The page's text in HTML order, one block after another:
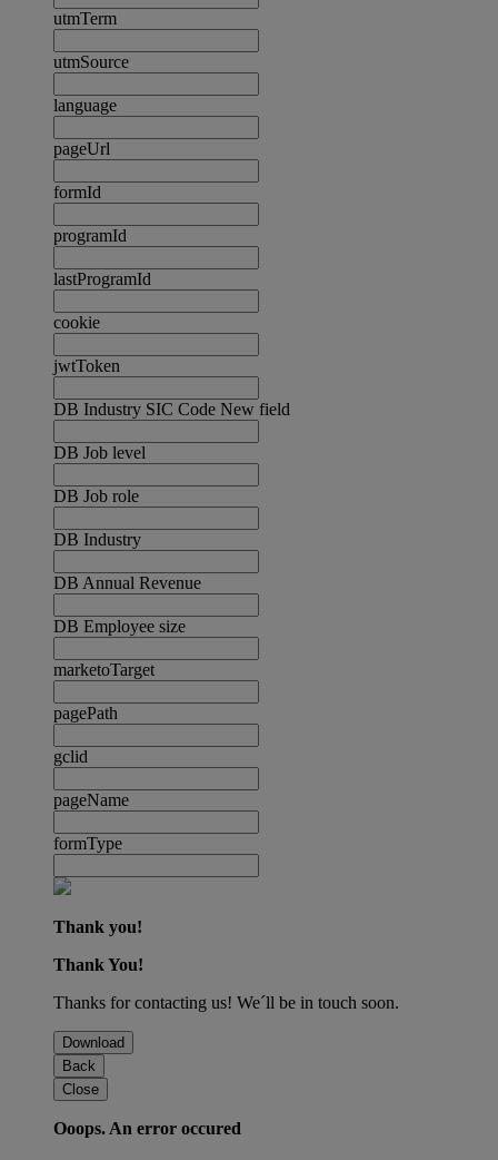
utmTerm
utmSource
language
pageUrl
formId
programId
lastProgramId
cookie
jwtToken
DB Industry SIC Code New field
DB Job level
DB Job role
DB Industry
DB Annual Revenue
DB Employee size
marketoTarget
pagePath
gclid
pageName
formType
Thank you!
Thank You!
Thanks for contacting us! We´ll be in touch soon.
Download
Back
Close
Ooops. An error occured